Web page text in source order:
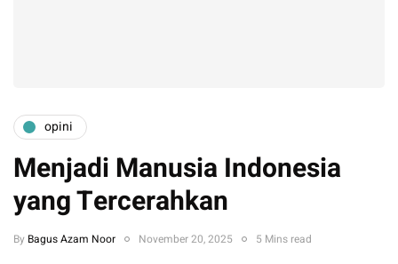
opini
Menjadi Manusia Indonesia
yang Tercerahkan
By Bagus Azam Noor November 20, 2025 5 Mins read